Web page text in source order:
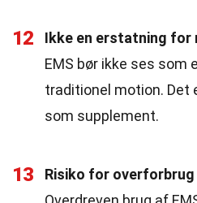
12
Ikke en erstatning for
EMS bør ikke ses som
traditionel motion. Det
som supplement.
13
Risiko for overforbrug